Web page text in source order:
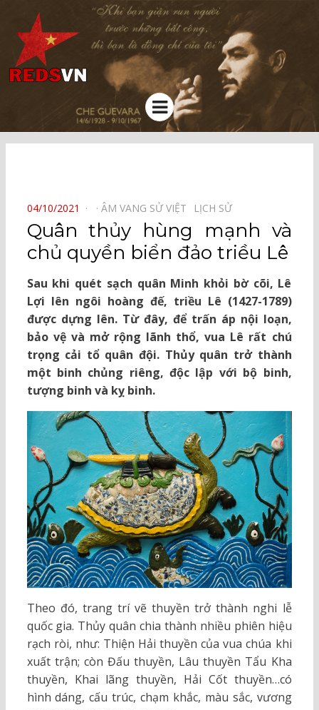
Kênh chia sẻ tri thức cộng đồng
Menu
POSTED
ON
04/10/2021 ÂM VANG SỬ VIỆT⠀ LỊCH SỬ⠀
Quân thủy hùng mạnh và
chủ quyền biển đảo triều Lê
Sau khi quét sạch quân Minh khỏi bờ cõi, Lê
Lợi lên ngôi hoàng đế, triều Lê (1427-1789)
được dựng lên. Từ đây, để trấn áp nội loạn,
bảo vệ và mở rộng lãnh thổ, vua Lê rất chú
trọng cải tổ quân đội. Thủy quân trở thành
một binh chủng riêng, độc lập với bộ binh,
tượng binh và kỵ binh.
Theo đó, trang trí vẽ thuyền trở thành nghi lễ
quốc gia. Thủy quân chia thành nhiều phiên hiệu
rạch ròi, như: Thiện Hải thuyền của vua chúa khi
xuất trận; còn Đấu thuyền, Lâu thuyền Tẩu Kha
thuyền, Khai lãng thuyền, Hải Cốt thuyền…có
hình dáng, cấu trúc, chạm khắc, màu sắc, vương